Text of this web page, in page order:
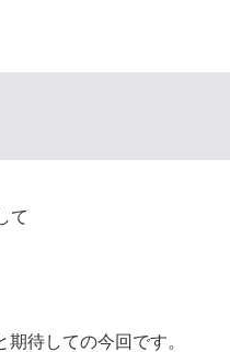
て
待しての今回です。